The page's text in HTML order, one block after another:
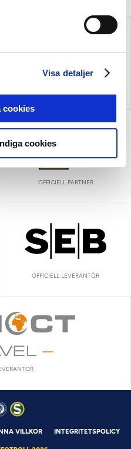
Visa detaljer
cookies
cookies
OFFICIELL PARTNER
OFFICIELL LEVERANTÖR
VILLKOR INTEGRITETSPOLICY